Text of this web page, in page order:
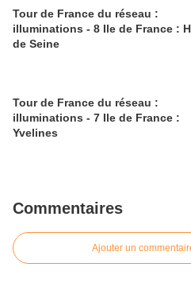
Tour de France du réseau :
illuminations - 8 Ile de France :
de Seine
Tour de France du réseau :
illuminations - 7 Ile de France :
Yvelines
Commentaires
Ajouter un